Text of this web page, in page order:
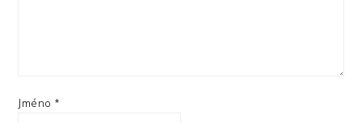
Jméno *